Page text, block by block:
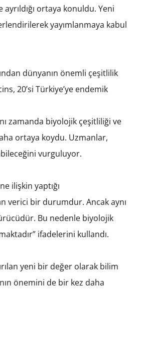
ortaya konuldu. Yeni
yayımlanmaya kabul
dünyanın önemli çeşitlilik
20’si Türkiye’ye endemik
zamanda biyolojik çeşitliliği ve
ortaya koydu. Uzmanlar,
vurguluyor.
ilişkin yaptığı
verici bir durumdur. Ancak aynı
Bu nedenle biyolojik
ifadelerini kullandı.
yeni bir değer olarak bilim
önemini de bir kez daha